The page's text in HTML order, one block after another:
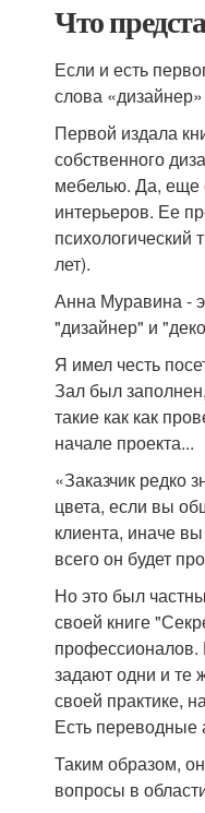
Что
Если и есть
слова
Первой издала
собственного
мебелью. Да, еще
интерьеров. Ее
психологический
лет).
Анна Муравина -
"дизайнер" и
Я имел честь
Зал был
такие как как
начале проекта...
«Заказчик редко
цвета, если вы
клиента, иначе
всего он будет
Но это был
своей книге
профессионалов.
задают одни и те
своей практике,
Есть переводные
Таким образом,
вопросы в